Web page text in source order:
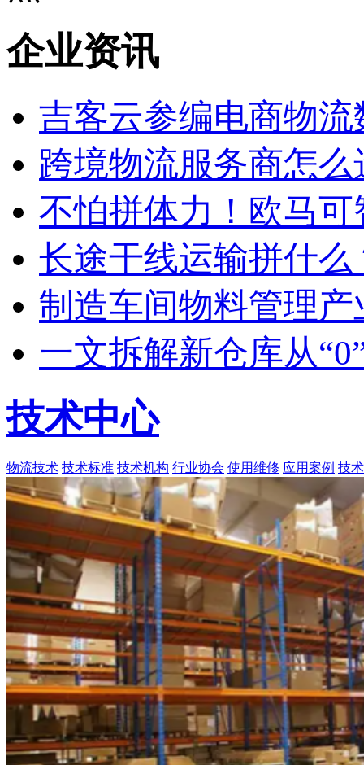
企业资讯
吉客云参编电商物
跨境物流服务商怎么
不怕拼体力！欧马可
长途干线运输拼什
制造车间物料管理
一文拆解新仓库从
技术中心
物流技术 技术标准 技术机构 行业协会 使用维修 应用案例 技